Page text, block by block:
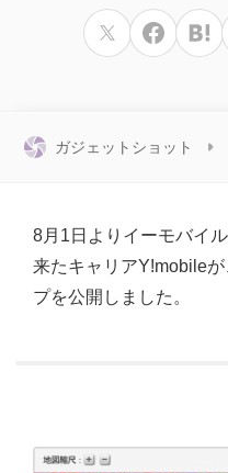
ガジェットショット
8月1日よりイーモバイ
来たキャリアY!mobile
プを公開しました。